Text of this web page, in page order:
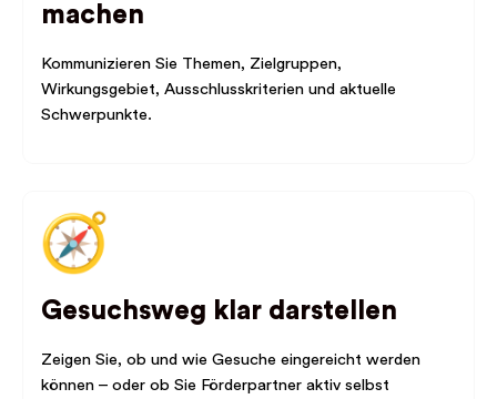
machen
Kommunizieren Sie Themen, Zielgruppen,
Wirkungsgebiet, Ausschlusskriterien und aktuelle
Schwerpunkte.
Gesuchsweg klar darstellen
Zeigen Sie, ob und wie Gesuche eingereicht werden
können – oder ob Sie Förderpartner aktiv selbst